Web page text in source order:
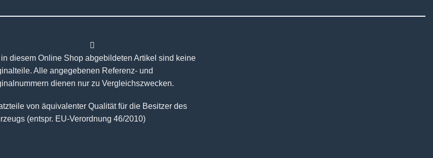
in diesem Online Shop abgebildeten Artikel sind keine
Alle angegebenen Referenz- und
dienen nur zu Vergleichszwecken.
von äquivalenter Qualität für die Besitzer des
(entspr. EU-Verordnung 46/2010)